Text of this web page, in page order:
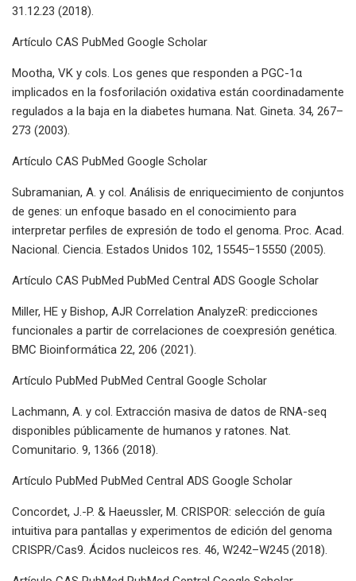
31.12.23 (2018).
Artículo CAS PubMed Google Scholar
Mootha, VK y cols. Los genes que responden a PGC-1α
implicados en la fosforilación oxidativa están coordinadamente
regulados a la baja en la diabetes humana. Nat. Gineta. 34, 267–
273 (2003).
Artículo CAS PubMed Google Scholar
Subramanian, A. y col. Análisis de enriquecimiento de conjuntos
de genes: un enfoque basado en el conocimiento para
interpretar perfiles de expresión de todo el genoma. Proc. Acad.
Nacional. Ciencia. Estados Unidos 102, 15545–15550 (2005).
Artículo CAS PubMed PubMed Central ADS Google Scholar
Miller, HE y Bishop, AJR Correlation AnalyzeR: predicciones
funcionales a partir de correlaciones de coexpresión genética.
BMC Bioinformática 22, 206 (2021).
Artículo PubMed PubMed Central Google Scholar
Lachmann, A. y col. Extracción masiva de datos de RNA-seq
disponibles públicamente de humanos y ratones. Nat.
Comunitario. 9, 1366 (2018).
Artículo PubMed PubMed Central ADS Google Scholar
Concordet, J.-P. & Haeussler, M. CRISPOR: selección de guía
intuitiva para pantallas y experimentos de edición del genoma
CRISPR/Cas9. Ácidos nucleicos res. 46, W242–W245 (2018).